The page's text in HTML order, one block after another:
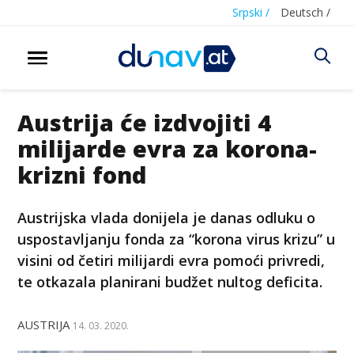
Srpski / Deutsch /
Austrija će izdvojiti 4
milijarde evra za korona-
krizni fond
Austrijska vlada donijela je danas odluku o
uspostavljanju fonda za “korona virus krizu” u
visini od četiri milijardi evra pomoći privredi,
te otkazala planirani budžet nultog deficita.
AUSTRIJA 14. 03. 2020.